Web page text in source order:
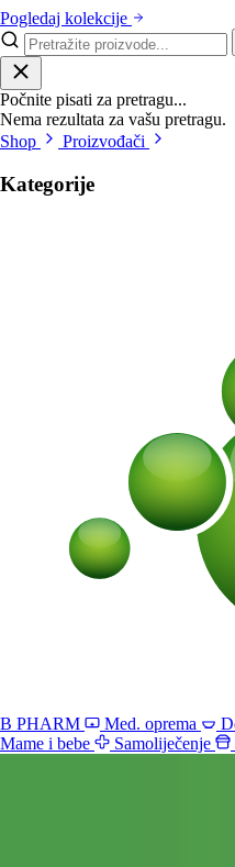
Pogledaj kolekcije
Počnite pisati za pretragu...
Nema rezultata za vašu pretragu.
Shop
Proizvođači
Kategorije
B PHARM Med. oprema
Mame i bebe
Samoliječenje